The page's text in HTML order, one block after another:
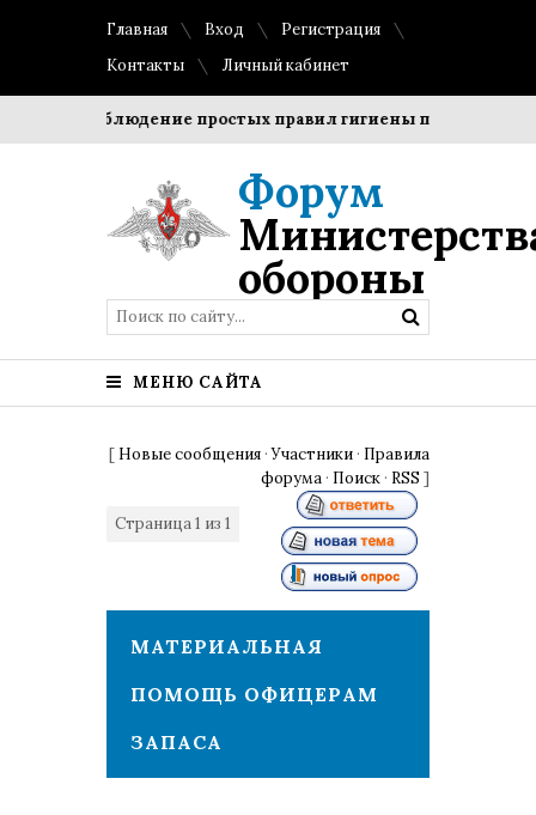
Главная Вход
Регистрация
Контакты
Личный кабинет
Соблюдение простых правил гигиены помогает
Форум
обороны
МЕНЮ САЙТА
[ Новые сообщения ·Участники · Правила
форума · Поиск · RSS ]
Страница1 из 1
МАТЕРИАЛЬНАЯ
ПОМОЩЬ ОФИЦЕРАМ
ЗАПАСА